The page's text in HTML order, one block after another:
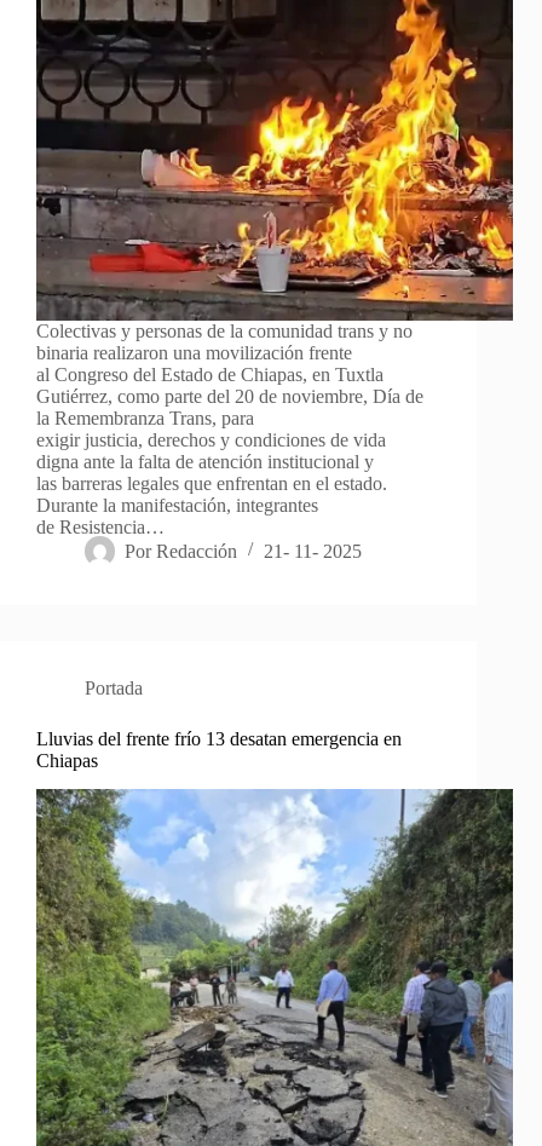
Colectivas y personas de la comunidad trans y no
binaria realizaron una movilización frente
al Congreso del Estado de Chiapas, en Tuxtla
Gutiérrez, como parte del 20 de noviembre, Día de
la Remembranza Trans, para
exigir justicia, derechos y condiciones de vida
digna ante la falta de atención institucional y
las barreras legales que enfrentan en el estado.
Durante la manifestación, integrantes
de Resistencia…
Por Redacción 21- 11- 2025
Portada
Lluvias del frente frío 13 desatan emergencia en
Chiapas